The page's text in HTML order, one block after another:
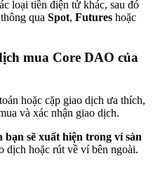
phần thưởng tiền mặt
loại tiền điện tử khác, sau đó
qua Spot, Futures hoặc
mua Core DAO của
hoặc cặp giao dịch ưa thích,
và xác nhận giao dịch.
bạn sẽ xuất hiện trong ví sàn
dịch hoặc rút về ví bên ngoài.